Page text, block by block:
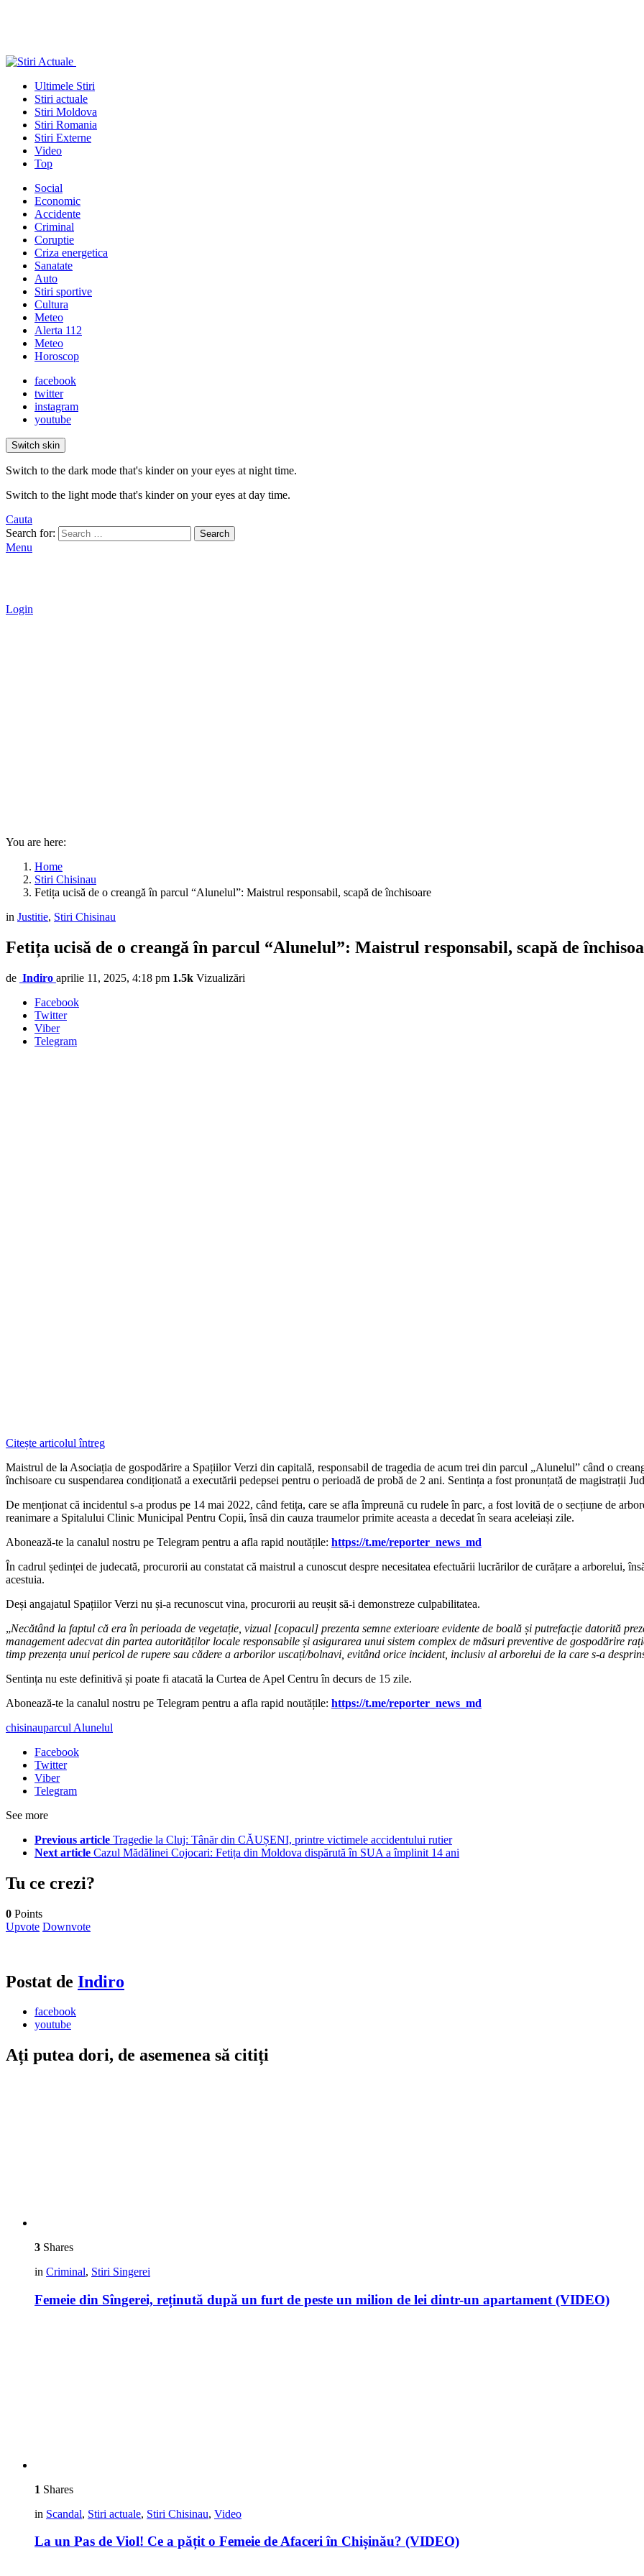
Ultimele Stiri
Stiri actuale
Stiri Moldova
Stiri Romania
Stiri Externe
Video
Top
Social
Economic
Accidente
Criminal
Coruptie
Criza energetica
Sanatate
Auto
Stiri sportive
Cultura
Meteo
Alerta 112
Meteo
Horoscop
facebook
twitter
instagram
youtube
Switch skin
Switch to the dark mode that's kinder on your eyes at night time.
Switch to the light mode that's kinder on your eyes at day time.
Cauta
Search for:
Search
Menu
Login
You are here:
Home
Stiri Chisinau
Fetița ucisă de o creangă în parcul “Alunelul”: Maistrul responsabil, scapă de închisoare​
in Justitie, Stiri Chisinau
Fetița ucisă de o creangă în parcul “Alunelul”: Maistrul responsabil, scapă de
de Indiro aprilie 11, 2025, 4:18 pm 1.5k Vizualizări
Facebook
Twitter
Viber
Telegram
Citește articolul întreg
Maistrul de la Asociația de gospodărire a Spațiilor Verzi din capitală, responsabil de tragedia de acum trei din parcul „Alunelul” când o
închisoare cu suspendarea condiționată a executării pedepsei pentru o perioadă de probă de 2 ani. Sentința a fost pronunțată de magistrații
De menționat că incidentul s-a produs pe 14 mai 2022, când fetița, care se afla împreună cu rudele în parc, a fost lovită de o secțiune de
reanimare a Spitalului Clinic Municipal Pentru Copii, însă din cauza traumelor primite aceasta a decedat în seara aceleiași zile.
‍Abonează-te la canalul nostru pe Telegram pentru a afla rapid noutățile: https://t.me/reporter_news_md
În cadrul ședinței de judecată, procurorii au constatat că maistrul a cunoscut despre necesitatea efectuării lucrărilor de curățare a arborelui,
acestuia.
Deși angajatul Spațiilor Verzi nu și-a recunoscut vina, procurorii au reușit să-i demonstreze culpabilitatea.
„Necătând la faptul că era în perioada de vegetație, vizual [copacul] prezenta semne exterioare evidente de boală și putrefacție datorită
management adecvat din partea autorităților locale responsabile și asigurarea unui sistem complex de măsuri preventive de gospodărire
timp prezența unui pericol de rupere sau cădere a arborilor uscați/bolnavi, evitând orice incident, inclusiv al arborelui de la care s-a
Sentința nu este definitivă și poate fi atacată la Curtea de Apel Centru în decurs de 15 zile.
‍Abonează-te la canalul nostru pe Telegram pentru a afla rapid noutățile: https://t.me/reporter_news_md
chisinauparcul Alunelul
Facebook
Twitter
Viber
Telegram
See more
Previous article Tragedie la Cluj: Tânăr din CĂUȘENI, printre victimele accidentului rutier​
Next article Cazul Mădălinei Cojocari: Fetița din Moldova dispărută în SUA a împlinit 14 ani​
Tu ce crezi?
0 Points
Upvote Downvote
Postat de Indiro
facebook
youtube
Ați putea dori, de asemenea să citiți
3 Shares
in Criminal, Stiri Singerei
Femeie din Sîngerei, reținută după un furt de peste un milion de lei dintr-un apartament (VIDEO)
1 Shares
in Scandal, Stiri actuale, Stiri Chisinau, Video
La un Pas de Viol! Ce a pățit o Femeie de Afaceri în Chișinău? (VIDEO)